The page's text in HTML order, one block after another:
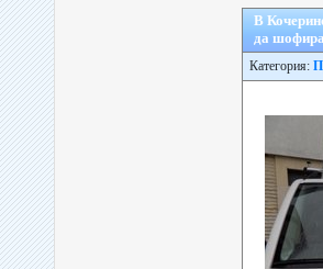
В
да шофира
Категория: